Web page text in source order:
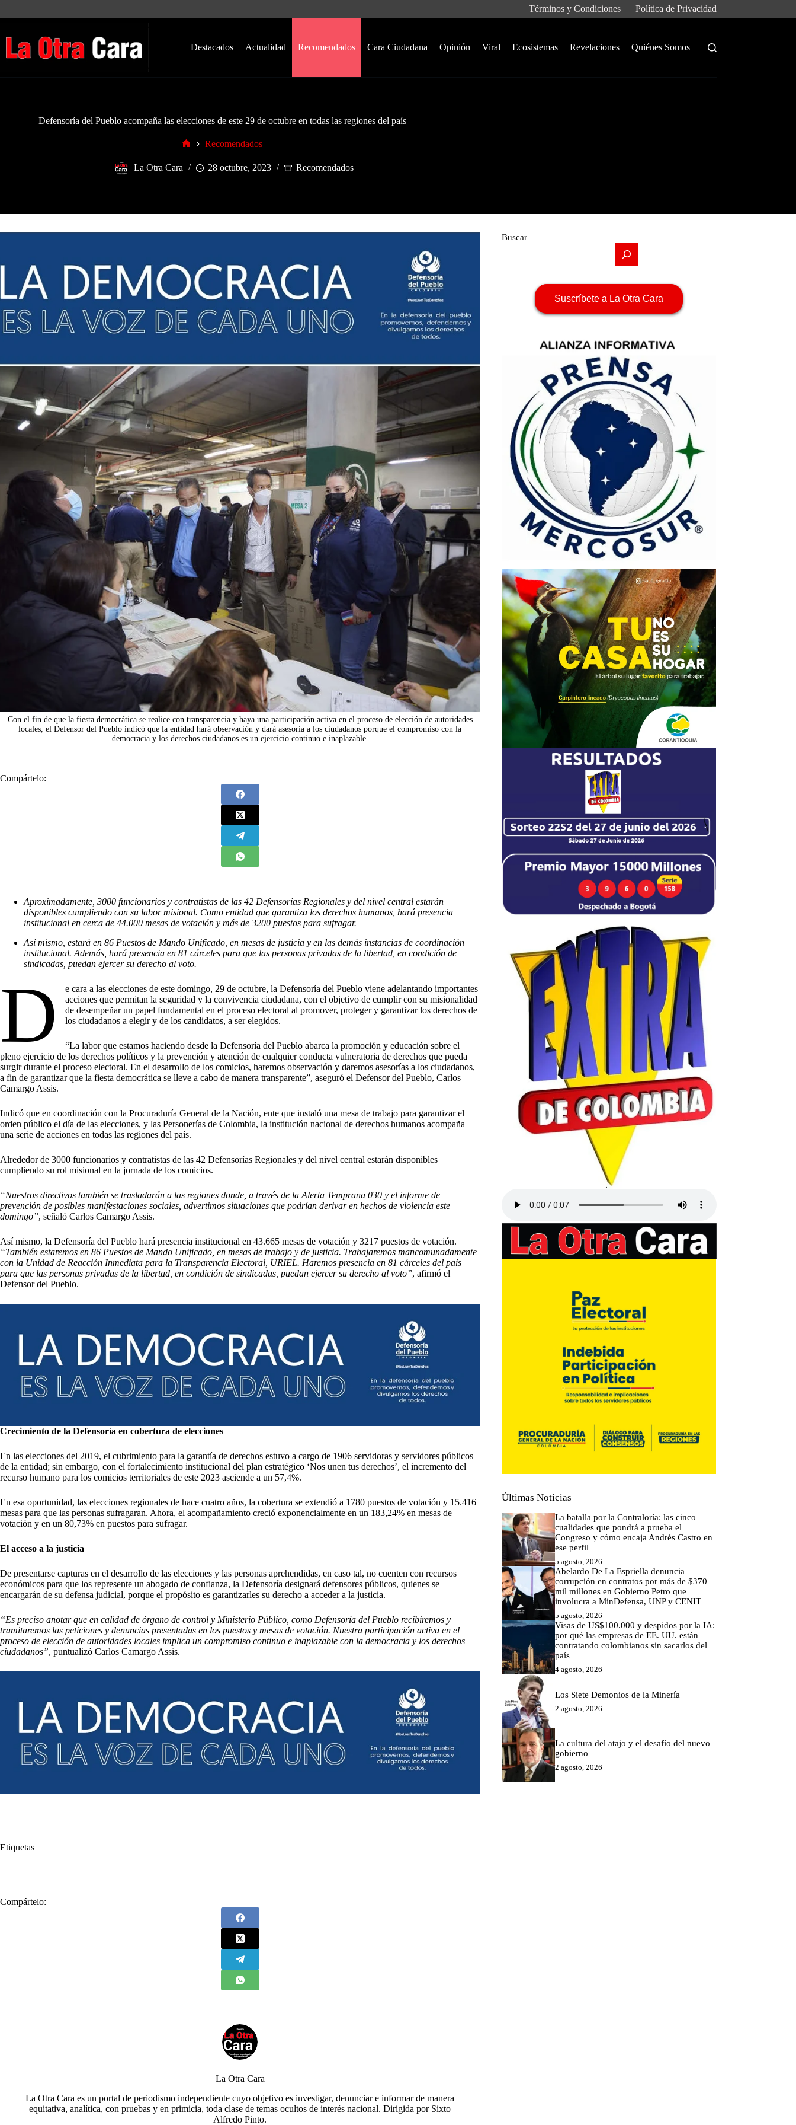
Términos y Condiciones Política de Privacidad
Destacados Actualidad Recomendados Cara Ciudadana Opinión Viral Ecosistemas Revelaciones Quiénes Somos
Defensoría del Pueblo acompaña las elecciones de este 29 de octubre en todas las regiones del país
Recomendados
La Otra Cara 28 octubre, 2023 Recomendados
Con el fin de que la fiesta democrática se realice con transparencia y haya una participación activa en el proceso de elección de autoridades
locales, el Defensor del Pueblo indicó que la entidad hará observación y dará asesoría a los ciudadanos porque el compromiso con la
democracia y los derechos ciudadanos es un ejercicio continuo e inaplazable.
Compártelo:
Aproximadamente, 3000 funcionarios y contratistas de las 42 Defensorías Regionales y del nivel central estarán
disponibles cumpliendo con su labor misional. Como entidad que garantiza los derechos humanos, hará presencia
institucional en cerca de 44.000 mesas de votación y más de 3200 puestos para sufragar.
Así mismo, estará en 86 Puestos de Mando Unificado, en mesas de justicia y en las demás instancias de coordinación
institucional. Además, hará presencia en 81 cárceles para que las personas privadas de la libertad, en condición de
sindicadas, puedan ejercer su derecho al voto.
D
e cara a las elecciones de este domingo, 29 de octubre, la Defensoría del Pueblo viene adelantando importantes
acciones que permitan la seguridad y la convivencia ciudadana, con el objetivo de cumplir con su misionalidad
de desempeñar un papel fundamental en el proceso electoral al promover, proteger y garantizar los derechos de
los ciudadanos a elegir y de los candidatos, a ser elegidos.
“La labor que estamos haciendo desde la Defensoría del Pueblo abarca la promoción y educación sobre el
pleno ejercicio de los derechos políticos y la prevención y atención de cualquier conducta vulneratoria de derechos que pueda
surgir durante el proceso electoral. En el desarrollo de los comicios, haremos observación y daremos asesorías a los ciudadanos,
a fin de garantizar que la fiesta democrática se lleve a cabo de manera transparente”, aseguró el Defensor del Pueblo, Carlos
Camargo Assis.
Indicó que en coordinación con la Procuraduría General de la Nación, ente que instaló una mesa de trabajo para garantizar el
orden público el día de las elecciones, y las Personerías de Colombia, la institución nacional de derechos humanos acompaña
una serie de acciones en todas las regiones del país.
Alrededor de 3000 funcionarios y contratistas de las 42 Defensorías Regionales y del nivel central estarán disponibles
cumpliendo su rol misional en la jornada de los comicios.
“Nuestros directivos también se trasladarán a las regiones donde, a través de la Alerta Temprana 030 y el informe de
prevención de posibles manifestaciones sociales, advertimos situaciones que podrían derivar en hechos de violencia este
domingo”, señaló Carlos Camargo Assis.
Así mismo, la Defensoría del Pueblo hará presencia institucional en 43.665 mesas de votación y 3217 puestos de votación.
“También estaremos en 86 Puestos de Mando Unificado, en mesas de trabajo y de justicia. Trabajaremos mancomunadamente
con la Unidad de Reacción Inmediata para la Transparencia Electoral, URIEL. Haremos presencia en 81 cárceles del país
para que las personas privadas de la libertad, en condición de sindicadas, puedan ejercer su derecho al voto”, afirmó el
Defensor del Pueblo.
Crecimiento de la Defensoría en cobertura de elecciones
En las elecciones del 2019, el cubrimiento para la garantía de derechos estuvo a cargo de 1906 servidoras y servidores públicos
de la entidad; sin embargo, con el fortalecimiento institucional del plan estratégico ‘Nos unen tus derechos’, el incremento del
recurso humano para los comicios territoriales de este 2023 asciende a un 57,4%.
En esa oportunidad, las elecciones regionales de hace cuatro años, la cobertura se extendió a 1780 puestos de votación y 15.416
mesas para que las personas sufragaran. Ahora, el acompañamiento creció exponencialmente en un 183,24% en mesas de
votación y en un 80,73% en puestos para sufragar.
El acceso a la justicia
De presentarse capturas en el desarrollo de las elecciones y las personas aprehendidas, en caso tal, no cuenten con recursos
económicos para que los represente un abogado de confianza, la Defensoría designará defensores públicos, quienes se
encargarán de su defensa judicial, porque el propósito es garantizarles su derecho a acceder a la justicia.
“Es preciso anotar que en calidad de órgano de control y Ministerio Público, como Defensoría del Pueblo recibiremos y
tramitaremos las peticiones y denuncias presentadas en los puestos y mesas de votación. Nuestra participación activa en el
proceso de elección de autoridades locales implica un compromiso continuo e inaplazable con la democracia y los derechos
ciudadanos”, puntualizó Carlos Camargo Assis.
Etiquetas
Compártelo:
La Otra Cara
La Otra Cara es un portal de periodismo independiente cuyo objetivo es investigar, denunciar e informar de manera
equitativa, analítica, con pruebas y en primicia, toda clase de temas ocultos de interés nacional. Dirigida por Sixto
Alfredo Pinto.
Buscar
Suscríbete a La Otra Cara
Últimas Noticias
La batalla por la Contraloría: las cinco
cualidades que pondrá a prueba el
Congreso y cómo encaja Andrés Castro en
ese perfil
5 agosto, 2026
Abelardo De La Espriella denuncia
corrupción en contratos por más de $370
mil millones en Gobierno Petro que
involucra a MinDefensa, UNP y CENIT
5 agosto, 2026
Visas de US$100.000 y despidos por la IA:
por qué las empresas de EE. UU. están
contratando colombianos sin sacarlos del
país
4 agosto, 2026
Los Siete Demonios de la Minería
2 agosto, 2026
La cultura del atajo y el desafío del nuevo
gobierno
2 agosto, 2026